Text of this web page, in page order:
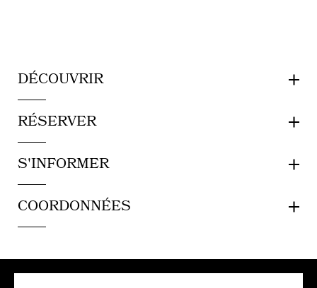
DÉCOUVRIR
RÉSERVER
S'INFORMER
COORDONNÉES